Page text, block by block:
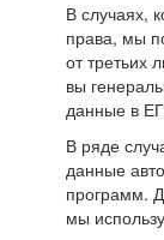
В случаях,
права, мы
от третьих
вы
данные в
В ряде
данные
программ.
мы